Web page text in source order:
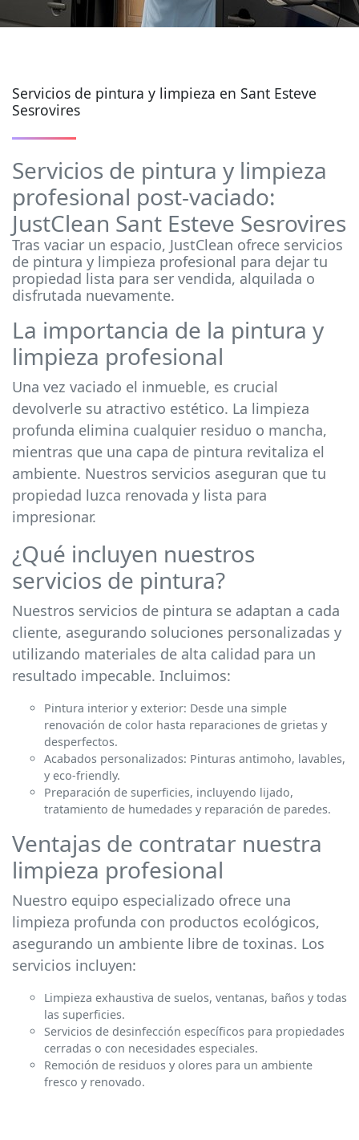
Servicios de pintura y limpieza en Sant Esteve
Sesrovires
Servicios de pintura y limpieza
profesional post-vaciado:
JustClean Sant Esteve Sesrovires
Tras vaciar un espacio, JustClean ofrece servicios
de pintura y limpieza profesional para dejar tu
propiedad lista para ser vendida, alquilada o
disfrutada nuevamente.
La importancia de la pintura y
limpieza profesional
Una vez vaciado el inmueble, es crucial
devolverle su atractivo estético. La limpieza
profunda elimina cualquier residuo o mancha,
mientras que una capa de pintura revitaliza el
ambiente. Nuestros servicios aseguran que tu
propiedad luzca renovada y lista para
impresionar.
¿Qué incluyen nuestros
servicios de pintura?
Nuestros servicios de pintura se adaptan a cada
cliente, asegurando soluciones personalizadas y
utilizando materiales de alta calidad para un
resultado impecable. Incluimos:
Pintura interior y exterior: Desde una simple
renovación de color hasta reparaciones de grietas y
desperfectos.
Acabados personalizados: Pinturas antimoho, lavables,
y eco-friendly.
Preparación de superficies, incluyendo lijado,
tratamiento de humedades y reparación de paredes.
Ventajas de contratar nuestra
limpieza profesional
Nuestro equipo especializado ofrece una
limpieza profunda con productos ecológicos,
asegurando un ambiente libre de toxinas. Los
servicios incluyen:
Limpieza exhaustiva de suelos, ventanas, baños y todas
las superficies.
Servicios de desinfección específicos para propiedades
cerradas o con necesidades especiales.
Remoción de residuos y olores para un ambiente
fresco y renovado.